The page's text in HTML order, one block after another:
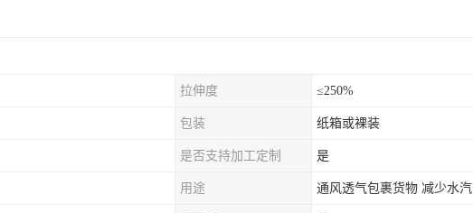
拉伸度 ≤250%
包装 纸箱或裸装
是否支持加工定制 是
用途 通风透气包裹货物 减少水汽